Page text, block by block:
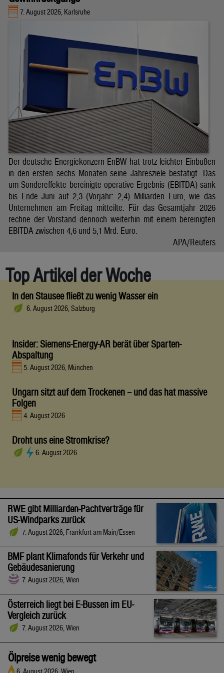
7. August 2026, Karlsruhe
Der deutsche Energiekonzern EnBW hat trotz leichter Einbußen
in den ersten sechs Monaten seine Jahresziele bestätigt. Das
um Sondereffekte bereinigte operative Ergebnis (EBITDA) sank
bis Ende Juni auf 2,3 (Vorjahr: 2,4) Milliarden Euro, wie das
Unternehmen am Freitag mitteilte. Für das Gesamtjahr 2026
rechne der Vorstand dennoch weiterhin mit einem bereinigten
EBITDA zwischen 4,6 und 5,1 Mrd. Euro.
APA/Reuters
Top Artikel der Woche
In den Stausee fließt zu wenig Wasser ein
6. August 2026, Salzburg
Insider: Siemens-Energy-AR berät über Sparten-
Abspaltung
5. August 2026, München
Ungarn sitzt auf dem Trockenen – und das hat massive
Folgen
4. August 2026
Droht uns eine Stromkrise?
6. August 2026
RWE gibt Milliarden-Pachtverträge für
US-Windparks zurück
7. August 2026, Frankfurt am Main/Essen
BMF plant Klimafonds für Verkehr und
Gebäudesanierung
7. August 2026, Wien
Österreich liegt bei E-Bussen im EU-
Vergleich zurück
7. August 2026, Wien
Ölpreise wenig bewegt